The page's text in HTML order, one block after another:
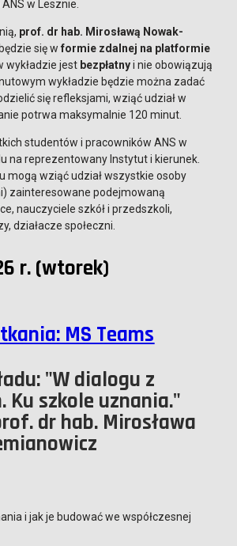
w Lesznie.
prof. dr hab. Mirosławą Nowak-
się wformie zdalnej na platformie
wykładzie jest bezpłatnyi nie obowiązują
wykładzie będzie można zadać
się refleksjami, wziąć udział w
potrwa maksymalnie 120 minut.
studentów i pracowników ANS w
na reprezentowany Instytut i kierunek.
mogą wziąć udział wszystkie osoby
zainteresowane podejmowaną
nauczyciele szkół i przedszkoli,
działacze społeczni.
r. (wtorek)
MS Teams
"W dialogu z
Ku szkole uznania."
dr hab. Mirosława
i jak je budować we współczesnej